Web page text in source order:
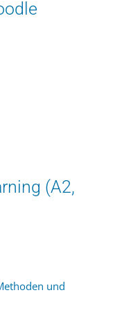
(A2,
und